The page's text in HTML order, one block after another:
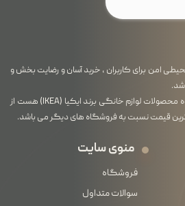
امن برای کاربران ، خرید آسان و رضایت بخش و
فروشگاه ما از آنجایی که خود واردکننده محصولات لوازم خانگی برند ایکیا (IKEA) هست از
ترین قیمت نسبت به فروشگاه های دیگر می باشد.
منوی سایت
فروشگاه
سوالات متداول